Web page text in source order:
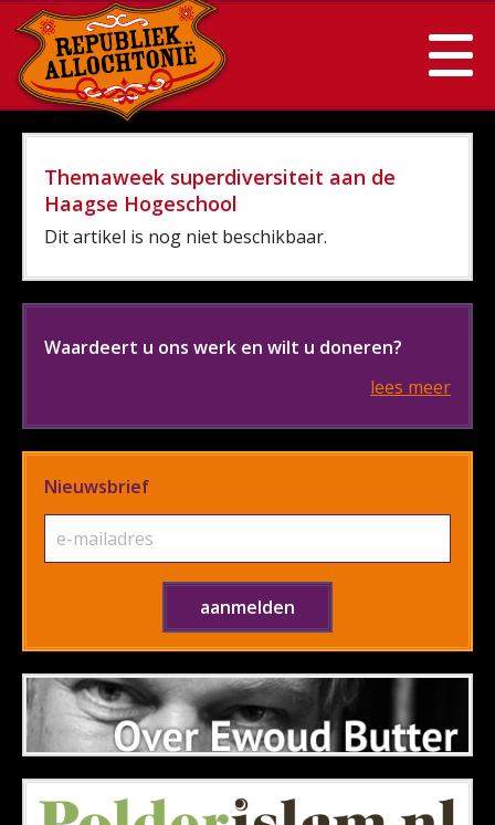
Themaweek superdiversiteit aan de
Haagse Hogeschool
Dit artikel is nog niet beschikbaar.
Waardeert u ons werk en wilt u doneren?
lees meer
Nieuwsbrief